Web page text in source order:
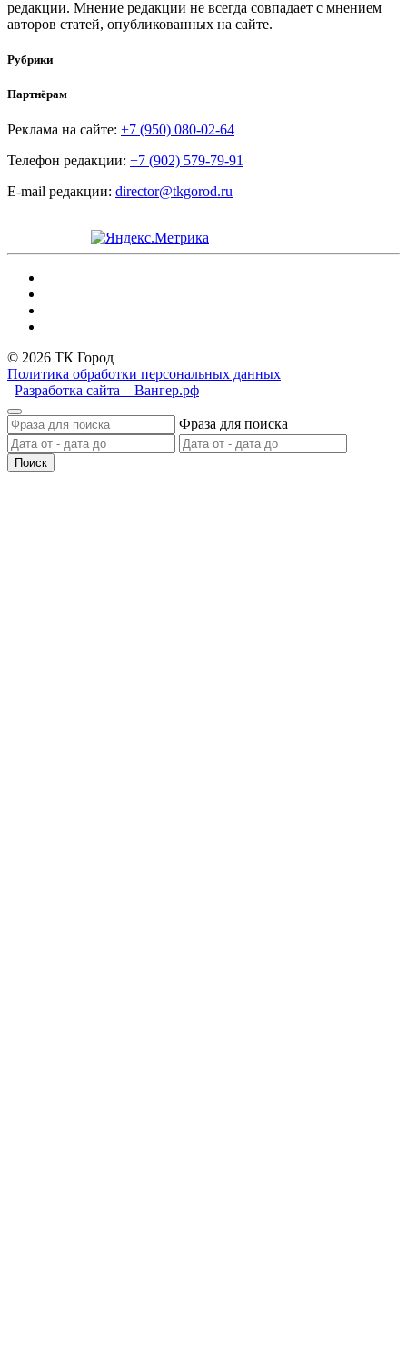
редакции. Мнение редакции не всегда совпадает с мнением
авторов статей, опубликованных на сайте.
Рубрики
Партнёрам
Реклама на сайте: +7 (950) 080-02-64
Телефон редакции: +7 (902) 579-79-91
E-mail редакции: director@tkgorod.ru
© 2026 ТК Город
Политика обработки персональных данных
Разработка сайта – Вангер.рф
Фраза для поиска
Поиск